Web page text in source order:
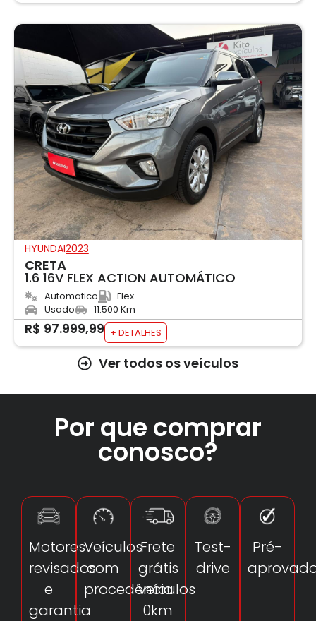
HYUNDAI2023
CRETA
1.6 16V FLEX ACTION AUTOMÁTICO
Automatico
Flex
Usado
11.500 Km
R$ 97.999,99 + DETALHES
Ver todos os veículos
Por que comprar
conosco?
Motores
revisados
e
garantia
Veículos
com
procedência
Frete
grátis
veículos
0km
Test-
drive
Pré-